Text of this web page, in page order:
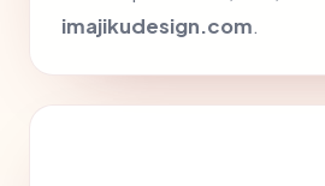
imajikudesign.com.